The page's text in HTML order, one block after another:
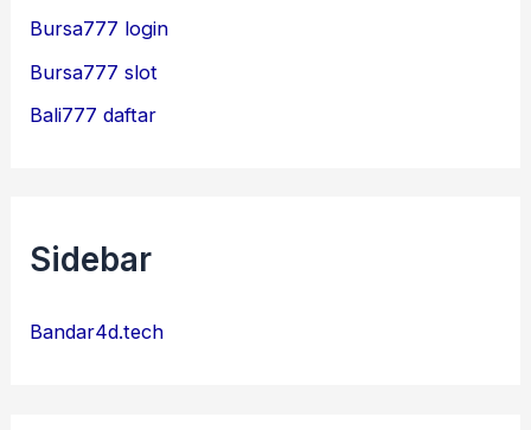
Bursa777 login
Bursa777 slot
Bali777 daftar
Sidebar
Bandar4d.tech